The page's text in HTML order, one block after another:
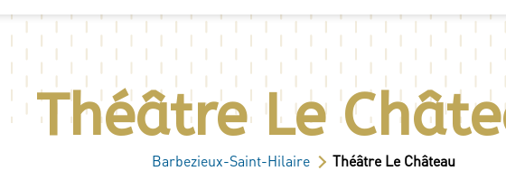
Théâtre Le
Barbezieux-Saint-Hilaire Théâtre Le Château